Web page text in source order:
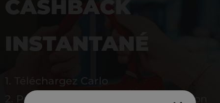
CASHBACK
INSTANTANÉ
1. Téléchargez Carlo
2. Payez en magasin avec l’application